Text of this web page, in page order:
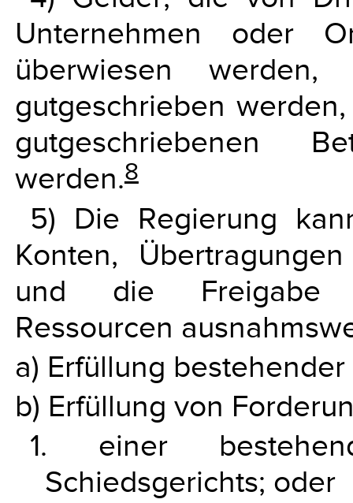
Unternehmen oder
überwiesen
gutgeschrieben
gutgeschriebenen
werden.8
5) Die Regierung
Konten,
und die Freigabe
Ressourcen
a) Erfüllung
b) Erfüllung von
1. einer
Schiedsgerichts; oder